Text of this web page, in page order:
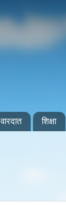
वारदात शिक्षा